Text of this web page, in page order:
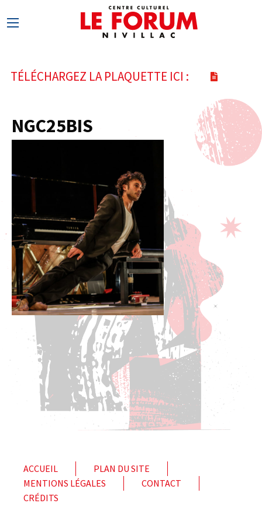
TÉLÉCHARGEZ LA PLAQUETTE ICI :
NGC25BIS
ACCUEIL
PLAN DU SITE
MENTIONS LÉGALES
CONTACT
CRÉDITS